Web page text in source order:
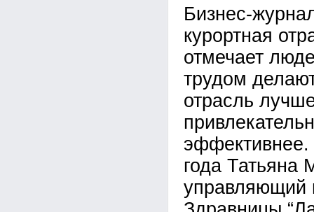
Бизнес-
курортная
отмечает
трудом
отрасль
эффективнее.
года Татьяна
управляющий